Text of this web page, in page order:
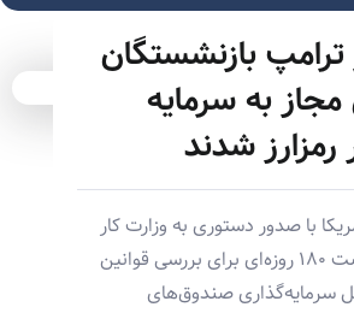
ترامپ بازنشستگان
مجاز به سرمایه‌
رمزارز شدند
با صدور دستوری به وزارت کار
این کشور، فرصت ۱۸۰ روزه‌ای برای بررسی قوانین
سرمایه‌گذاری صندوق‌های